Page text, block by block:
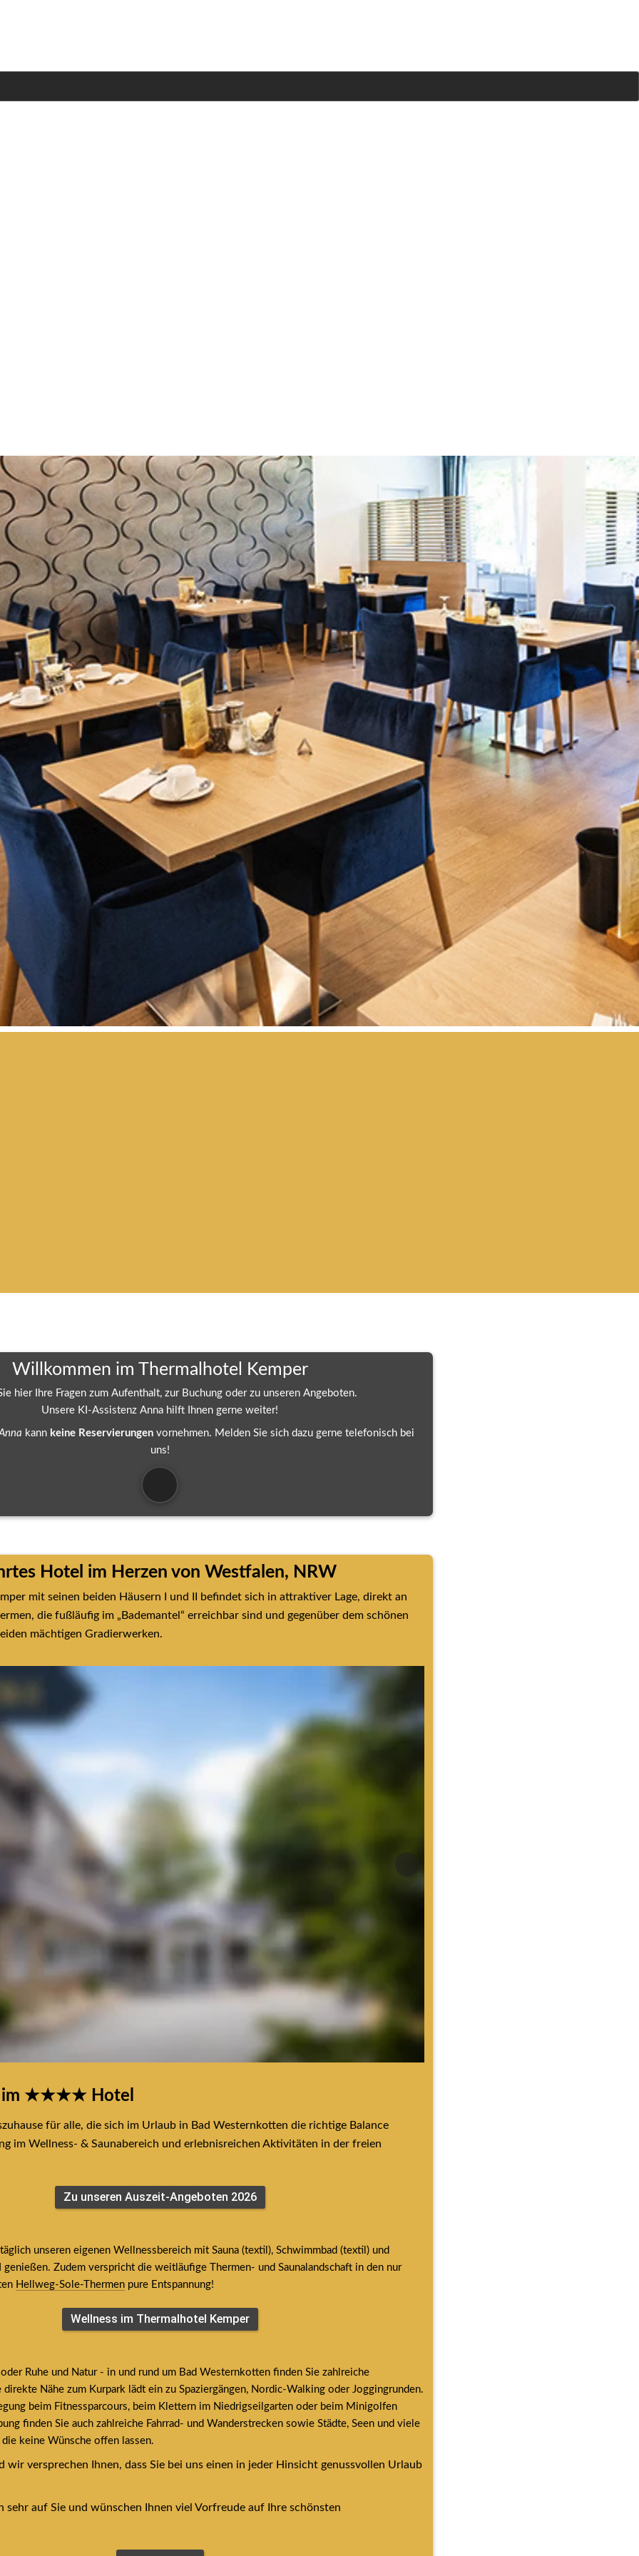
Willkommen im Thermalhotel Kemper
hier Ihre Fragen zum Aufenthalt, zur Buchung oder zu unseren Angeboten.
Unsere KI-Assistenz Anna hilft Ihnen gerne weiter!
kann keine Reservierungen vornehmen. Melden Sie sich dazu gerne telefonisch bei
uns!
Hotel im Herzen von Westfalen, NRW
mit seinen beiden Häusern I und II befindet sich in attraktiver Lage, direkt an
die fußläufig im „Bademantel“ erreichbar sind und gegenüber dem schönen
mächtigen Gradierwerken.
im ★★★★ Hotel
für alle, die sich im Urlaub in Bad Westernkotten die richtige Balance
im Wellness- & Saunabereich und erlebnisreichen Aktivitäten in der freien
Zu unseren Auszeit-Angeboten 2026
unseren eigenen Wellnessbereich mit Sauna (textil), Schwimmbad (textil) und
genießen. Zudem verspricht die weitläufige Thermen- und Saunalandschaft in den nur
Hellweg-Sole-Thermen pure Entspannung!
Wellness im Thermalhotel Kemper
Ruhe und Natur - in und rund um Bad Westernkotten finden Sie zahlreiche
Nähe zum Kurpark lädt ein zu Spaziergängen, Nordic-Walking oder Joggingrunden.
beim Fitnessparcours, beim Klettern im Niedrigseilgarten oder beim Minigolfen
finden Sie auch zahlreiche Fahrrad- und Wanderstrecken sowie Städte, Seen und viele
keine Wünsche offen lassen.
wir versprechen Ihnen, dass Sie bei uns einen in jeder Hinsicht genussvollen Urlaub
sehr auf Sie und wünschen Ihnen viel Vorfreude auf Ihre schönsten